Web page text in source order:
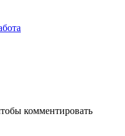
комментировать